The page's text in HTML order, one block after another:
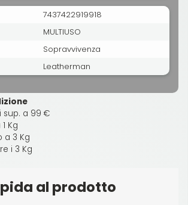
7437422919918
MULTIUSO
Sopravvivenza
Leatherman
sup. a 99 €
Kg
a 3 Kg
i 3 Kg
al prodotto